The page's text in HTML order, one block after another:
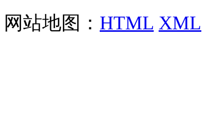
网站地图： HTML XML